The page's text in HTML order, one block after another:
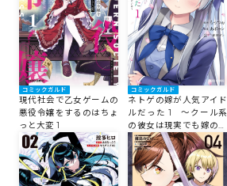
コミックガルド
現代社会で乙女ゲームの
悪役令嬢をするのはちょ
っと大変 1
コミックガルド
ネトゲの嫁が人気アイド
ルだった 1 ～クール系
の彼女は現実でも嫁のつ
もりでいる～